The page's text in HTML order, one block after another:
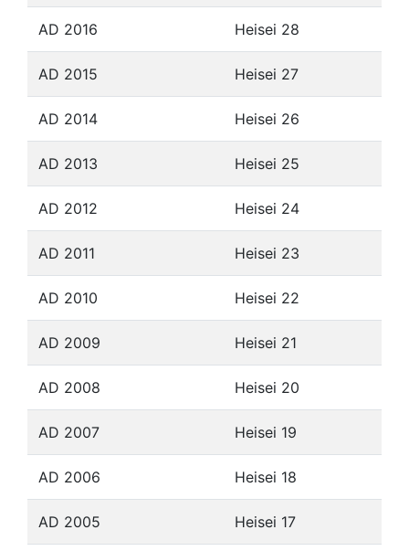
AD 2016 Heisei 28
AD 2015 Heisei 27
AD 2014 Heisei 26
AD 2013 Heisei 25
AD 2012 Heisei 24
AD 2011 Heisei 23
AD 2010 Heisei 22
AD 2009 Heisei 21
AD 2008 Heisei 20
AD 2007 Heisei 19
AD 2006 Heisei 18
AD 2005 Heisei 17